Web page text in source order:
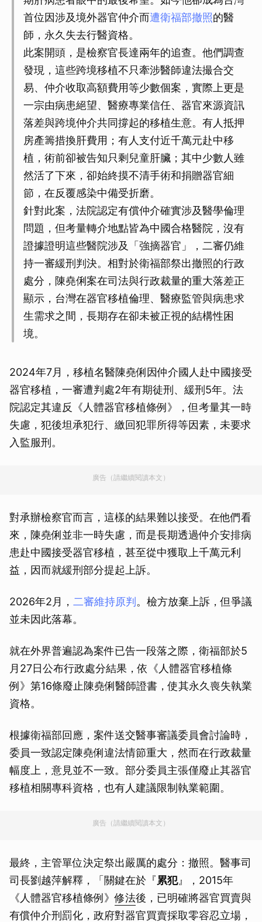
首位因涉及境外器官仲介而遭衛福部撤照的醫
師，永久失去行醫資格。
此案開頭，是檢察官長達兩年的追查。他們調查
發現，這些跨境移植不只牽涉醫師違法撮合交
易、仲介收取高額費用等少數個案，實際上更是
一宗由病患絕望、醫療專業信任、器官來源資訊
落差與跨境仲介共同撐起的移植生意。有人抵押
房產籌措換肝費用；有人支付近千萬元赴中移
植，術前卻被告知只剩兒童肝臟；其中少數人雖
然活了下來，卻始終摸不清手術和捐贈器官細
節，在反覆感染中備受折磨。
針對此案，法院認定有償仲介確實涉及醫學倫理
問題，但考量轉介地點皆為中國合格醫院，沒有
證據證明這些醫院涉及「強摘器官」，二審仍維
持一審緩刑判決。相對於衛福部祭出撤照的行政
處分，陳堯俐案在司法與行政裁量的重大落差正
顯示，台灣在器官移植倫理、醫療監管與病患求
生需求之間，長期存在卻未被正視的結構性困
境。
2024年7月，移植名醫陳堯俐因仲介國人赴中國接受
器官移植，一審遭判處2年有期徒刑、緩刑5年。法
院認定其違反《人體器官移植條例》，但考量其一時
失慮，犯後坦承犯行、繳回犯罪所得等因素，未要求
入監服刑。
廣告（請繼續閱讀本文）
對承辦檢察官而言，這樣的結果難以接受。在他們看
來，陳堯俐並非一時失慮，而是長期透過仲介安排病
患赴中國接受器官移植，甚至從中獲取上千萬元利
益，因而就緩刑部分提起上訴。
2026年2月， 二審維持原判。檢方放棄上訴，但爭議
並未因此落幕。
就在外界普遍認為案件已告一段落之際，衛福部於5
月27日公布行政處分結果，依《人體器官移植條
例》第16條廢止陳堯俐醫師證書，使其永久喪失執業
資格。
根據衛福部回應，案件送交醫事審議委員會討論時，
委員一致認定陳堯俐違法情節重大，然而在行政裁量
幅度上，意見並不一致。部分委員主張僅廢止其器官
移植相關專科資格，也有人建議限制執業範圍。
廣告（請繼續閱讀本文）
最終，主管單位決定祭出嚴厲的處分：撤照。醫事司
司長劉越萍解釋，「關鍵在於『累犯』，2015年
《人體器官移植條例》修法後，已明確將器官買賣與
有償仲介刑罰化，政府對器官買賣採取零容忍立場，